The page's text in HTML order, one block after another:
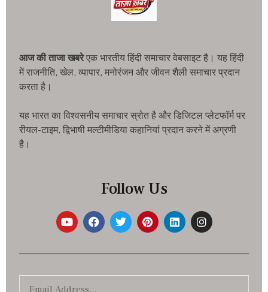
आज की ताजा खबरेएक भारतीय हिंदी समाचार वेबसाइट है। यह हिंदी
में राजनीति, खेल, व्यापार, मनोरंजन और जीवन शैली समाचार प्रदान
करता है।
यह भारत का विश्वसनीय समाचार स्रोत है और डिजिटल प्लेटफॉर्म पर
रीयल-टाइम, द्विभाषी मल्टीमीडिया कहानियां प्रदान करने में अग्रणी
है।
Follow Us